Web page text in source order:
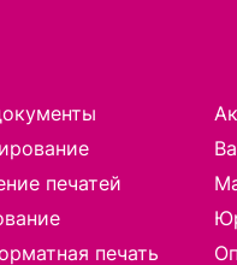
печатей
печать